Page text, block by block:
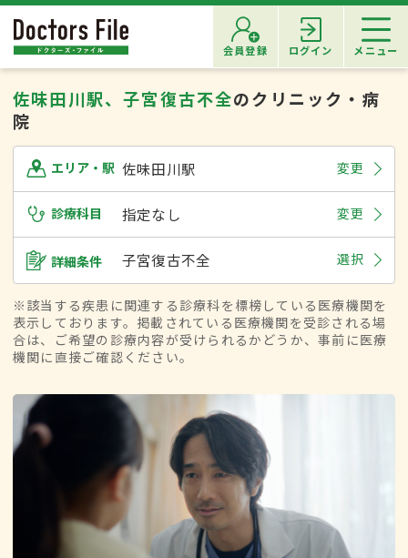
会員登録 ログイン メニュー
佐味田川駅、子宮復古不全のクリニック・病
院
エリア・駅 佐味田川駅 変更
診療科目 指定なし 変更
詳細条件 子宮復古不全 選択
※該当する疾患に関連する診療科を標榜している医療機関を
表示しております。掲載されている医療機関を受診される場
合は、ご希望の診療内容が受けられるかどうか、事前に医療
機関に直接ご確認ください。